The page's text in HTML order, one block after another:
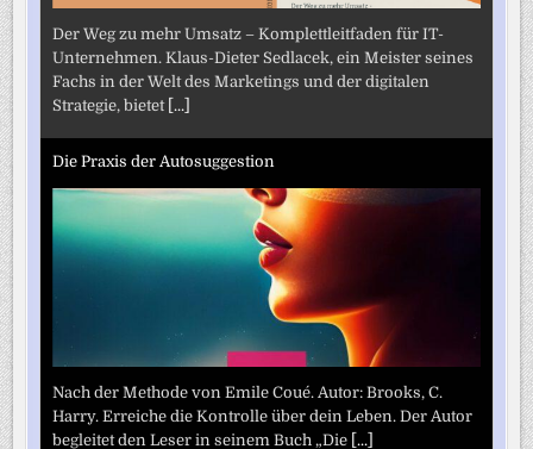
Der Weg zu mehr Umsatz – Komplettleitfaden für IT-
Unternehmen. Klaus-Dieter Sedlacek, ein Meister seines
Fachs in der Welt des Marketings und der digitalen
Strategie, bietet [...]
Die Praxis der Autosuggestion
Nach der Methode von Emile Coué. Autor: Brooks, C.
Harry. Erreiche die Kontrolle über dein Leben. Der Autor
begleitet den Leser in seinem Buch „Die [...]